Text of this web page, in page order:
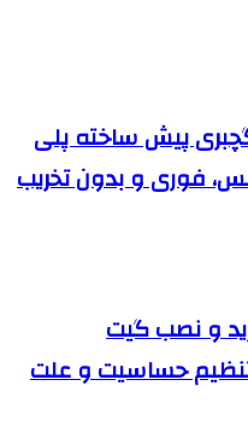
گچبری پیش ساخته پلی
فوری و بدون تخریب
و نصب گیت
حساسیت و علت